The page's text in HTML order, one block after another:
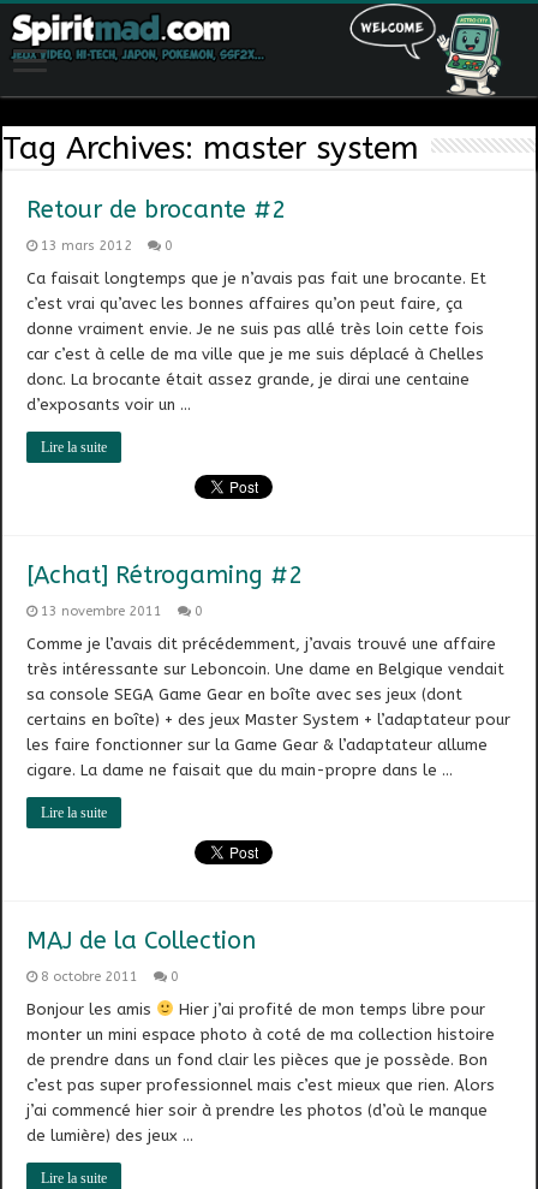
Tag Archives: master system
Retour de brocante #2
13 mars 2012 0
Ca faisait longtemps que je n’avais pas fait une brocante. Et
c’est vrai qu’avec les bonnes affaires qu’on peut faire, ça
donne vraiment envie. Je ne suis pas allé très loin cette fois
car c’est à celle de ma ville que je me suis déplacé à Chelles
donc. La brocante était assez grande, je dirai une centaine
d’exposants voir un …
Lire la suite
[Achat] Rétrogaming #2
13 novembre 2011 0
Comme je l’avais dit précédemment, j’avais trouvé une affaire
très intéressante sur Leboncoin. Une dame en Belgique vendait
sa console SEGA Game Gear en boîte avec ses jeux (dont
certains en boîte) + des jeux Master System + l’adaptateur pour
les faire fonctionner sur la Game Gear & l’adaptateur allume
cigare. La dame ne faisait que du main-propre dans le …
Lire la suite
MAJ de la Collection
8 octobre 2011 0
Bonjour les amis
Hier j’ai profité de mon temps libre pour
monter un mini espace photo à coté de ma collection histoire
de prendre dans un fond clair les pièces que je possède. Bon
c’est pas super professionnel mais c’est mieux que rien. Alors
j’ai commencé hier soir à prendre les photos (d’où le manque
de lumière) des jeux …
Lire la suite